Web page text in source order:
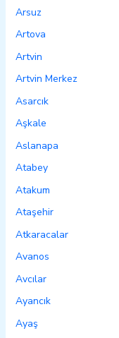
Arsuz
Artova
Artvin
Artvin Merkez
Asarcık
Aşkale
Aslanapa
Atabey
Atakum
Ataşehir
Atkaracalar
Avanos
Avcılar
Ayancık
Ayaş